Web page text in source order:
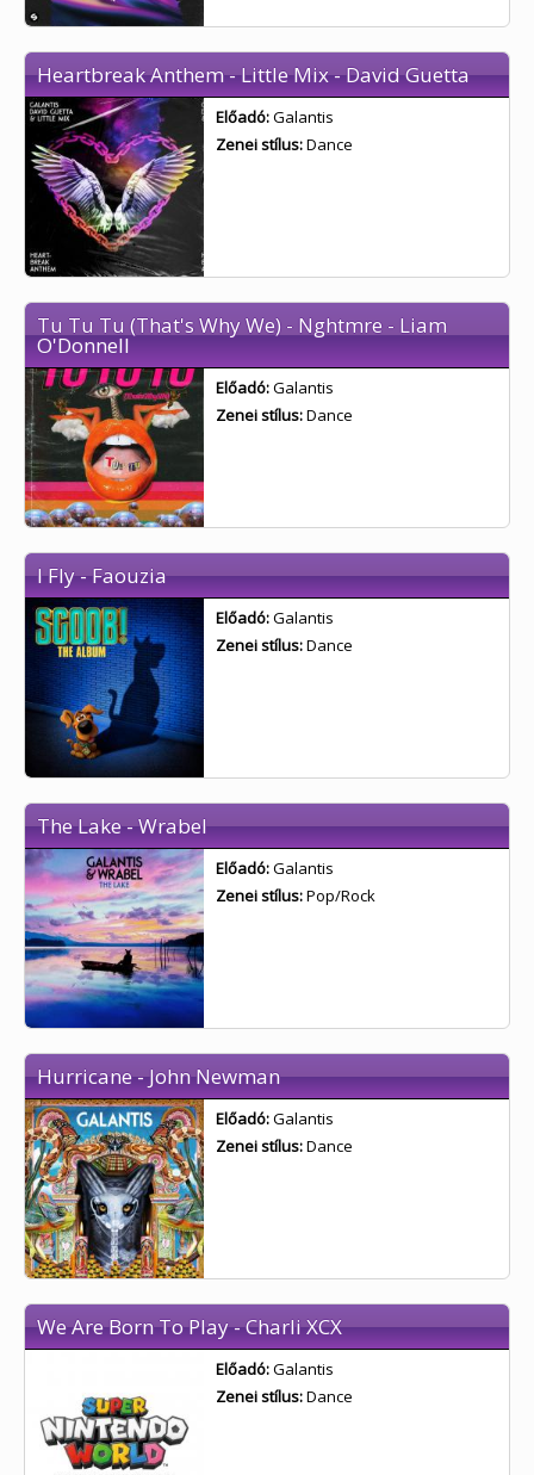
Heartbreak Anthem - Little Mix - David Guetta
Előadó:Galantis
Zenei stílus:Dance
Tu Tu Tu (That's Why We) - Nghtmre - Liam
O'Donnell
Előadó:Galantis
Zenei stílus:Dance
I Fly - Faouzia
Előadó:Galantis
Zenei stílus:Dance
The Lake - Wrabel
Előadó:Galantis
Zenei stílus:Pop/Rock
Hurricane - John Newman
Előadó:Galantis
Zenei stílus:Dance
We Are Born To Play - Charli XCX
Előadó:Galantis
Zenei stílus:Dance